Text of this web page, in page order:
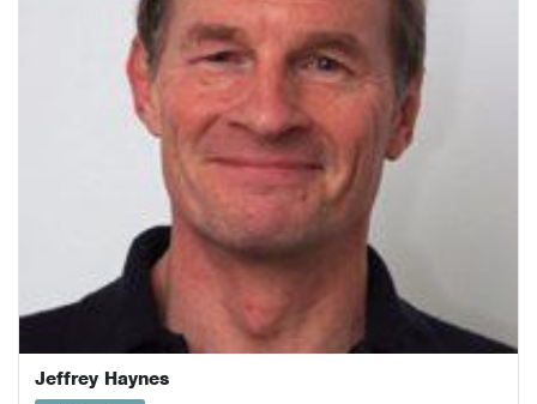
Jeffrey Haynes